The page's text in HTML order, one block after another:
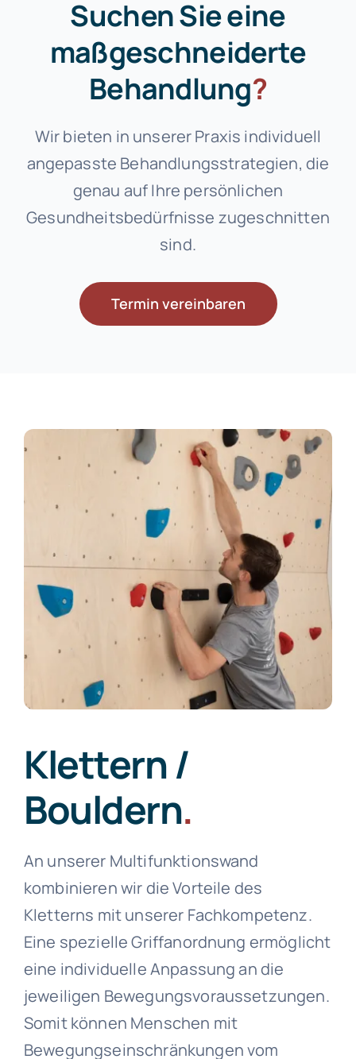
Suchen Sie eine
maßgeschneiderte
Behandlung?
Wir bieten in unserer Praxis individuell
angepasste Behandlungsstrategien, die
genau auf Ihre persönlichen
Gesundheitsbedürfnisse zugeschnitten
sind.
Termin vereinbaren
Klettern /
Bouldern.
An unserer Multifunktionswand
kombinieren wir die Vorteile des
Kletterns mit unserer Fachkompetenz.
Eine spezielle Griffanordnung ermöglicht
eine individuelle Anpassung an die
jeweiligen Bewegungsvoraussetzungen.
Somit können Menschen mit
Bewegungseinschränkungen vom